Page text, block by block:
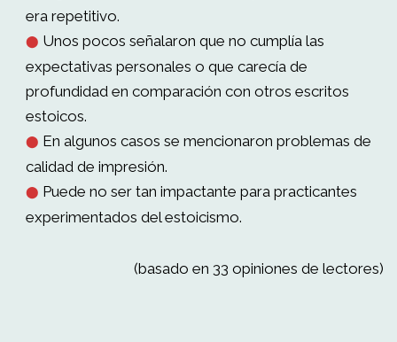
era repetitivo.
⬤ Unos pocos señalaron que no cumplía las
expectativas personales o que carecía de
profundidad en comparación con otros escritos
estoicos.
⬤ En algunos casos se mencionaron problemas de
calidad de impresión.
⬤ Puede no ser tan impactante para practicantes
experimentados del estoicismo.
(basado en 33 opiniones de lectores)